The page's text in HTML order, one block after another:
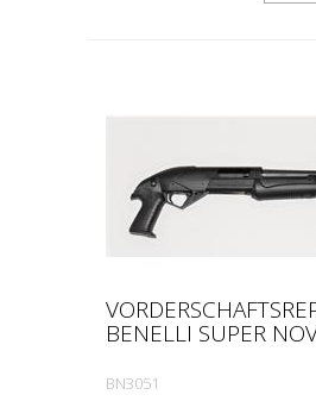
BENELLI SUPER
BN3051